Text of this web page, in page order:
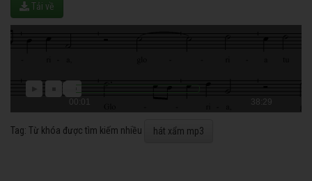
Tải về
00:01 38:29
Tag: Từ khóa được tìm kiếm nhiều hát xẩm mp3